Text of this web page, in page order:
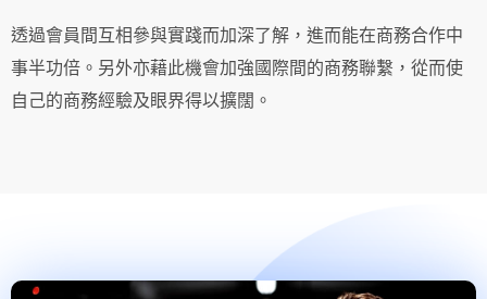
透過會員間互相參與實踐而加深了解，進而能在商務合作中
事半功倍。另外亦藉此機會加強國際間的商務聯繫，從而使
自己的商務經驗及眼界得以擴闊。